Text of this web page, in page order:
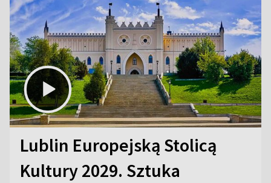
Lublin Europejską Stolicą
Kultury 2029. Sztuka